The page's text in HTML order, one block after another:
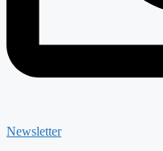
Newsletter